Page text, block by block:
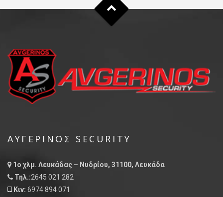
ΑΥΓΕΡΙΝΌΣ SECURITY
1ο χλμ. Λευκάδας – Νυδρίου, 31100, Λευκάδα
Τηλ.:2645 021 282
Κιν: 6974 894 071